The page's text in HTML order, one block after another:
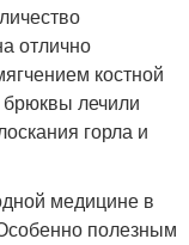
отлично
костной
лечили
горла и
медицине в
полезным